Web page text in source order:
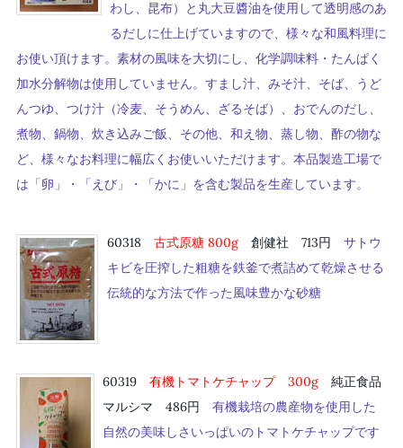
わし、昆布）と丸大豆醬油を使用して透明感のあ
るだしに仕上げていますので、様々な和風料理に
お使い頂けます。素材の風味を大切にし、化学調味料・たんぱく
加水分解物は使用していません。すまし汁、みそ汁、そば、うど
んつゆ、つけ汁（冷麦、そうめん、ざるそば）、おでんのだし、
煮物、鍋物、炊き込みご飯、その他、和え物、蒸し物、酢の物な
ど、様々なお料理に幅広くお使いいただけます。本品製造工場で
は「卵」・「えび」・「かに」を含む製品を生産しています。
60318 古式原糖 800g創健社 713円 サトウ
キビを圧搾した粗糖を鉄釜で煮詰めて乾燥させる
伝統的な方法で作った風味豊かな砂糖
60319 有機トマトケチャップ 300g純正食品
マルシマ 486円 有機栽培の農産物を使用した
自然の美味しさいっぱいのトマトケチャップです